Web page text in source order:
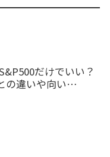
だけでいい？
の違いや向い…